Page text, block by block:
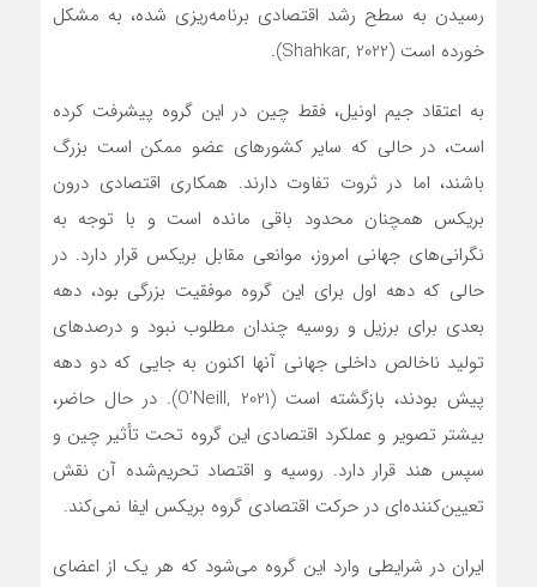
رسیدن به سطح رشد اقتصادی برنامه‌ریزی شده، به مشکل
خورده است (Shahkar, 2022).
به اعتقاد جیم اونیل، فقط چین در این گروه پیشرفت کرده
است، در حالی که سایر کشورهای عضو ممکن است بزرگ
باشند، اما در ثروت تفاوت دارند. همکاری اقتصادی درون
بریکس همچنان محدود باقی مانده است و با توجه به
نگرانی‌های جهانی امروز، موانعی مقابل بریکس قرار دارد. در
حالی که دهه اول برای این گروه موفقیت بزرگی بود، دهه
بعدی برای برزیل و روسیه چندان مطلوب نبود و درصدهای
تولید ناخالص داخلی جهانی آنها اکنون به جایی که دو دهه
پیش بودند، بازگشته است (O’Neill, 2021). در حال حاضر،
بیشتر تصویر و عملکرد اقتصادی این گروه تحت تأثیر چین و
سپس هند قرار دارد. روسیه و اقتصاد تحریم‌شده آن نقش
تعیین‌کنند‌ه‌ای در حرکت اقتصادی گروه بریکس ایفا نمی‌کند.
ایران در شرایطی وارد این گروه می‌شود که هر یک از اعضای